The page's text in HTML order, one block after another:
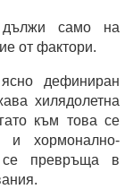
само на
от фактори.
дефиниран
хилядолетна
към това се
и хормонално-
се превръща в